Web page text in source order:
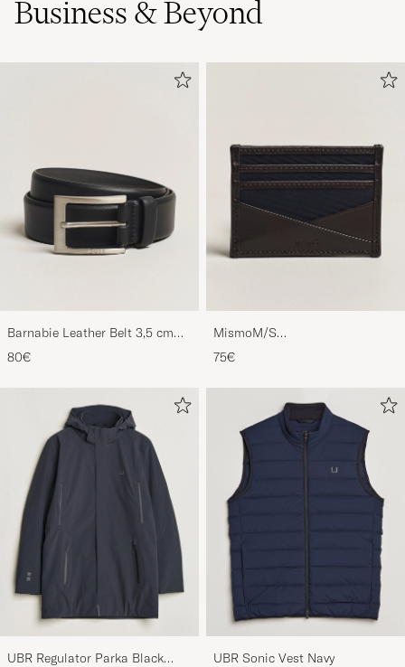
Business & Beyond
Barnabie Leather Belt 3,5 cm
Black
80€
MismoM/S
CardholderNavy/Dark Brown
75€
UBR Regulator Parka Black
UBR Sonic Vest Navy